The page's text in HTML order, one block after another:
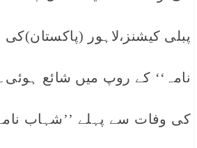
پبلی کیشنز،لاہور
نامہ‘‘ کے روپ میں شائع
کی وفات سے پہلے ’’شہاب